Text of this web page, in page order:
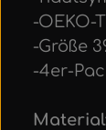
-OEKO-
-Größe
-4er-